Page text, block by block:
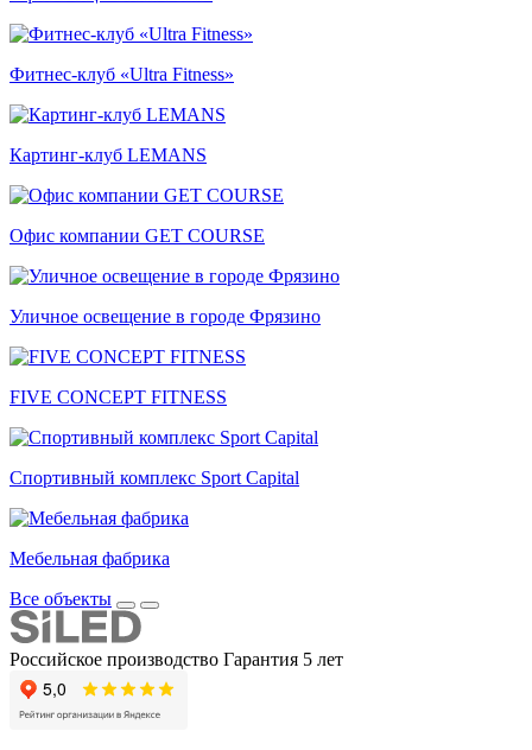
Фитнес-клуб «Ultra Fitness»
Картинг-клуб LEMANS
Офис компании GET COURSE
Уличное освещение в городе Фрязино
FIVE CONCEPT FITNESS
Спортивный комплекс Sport Capital
Мебельная фабрика
Все объекты
Российское производство Гарантия 5 лет